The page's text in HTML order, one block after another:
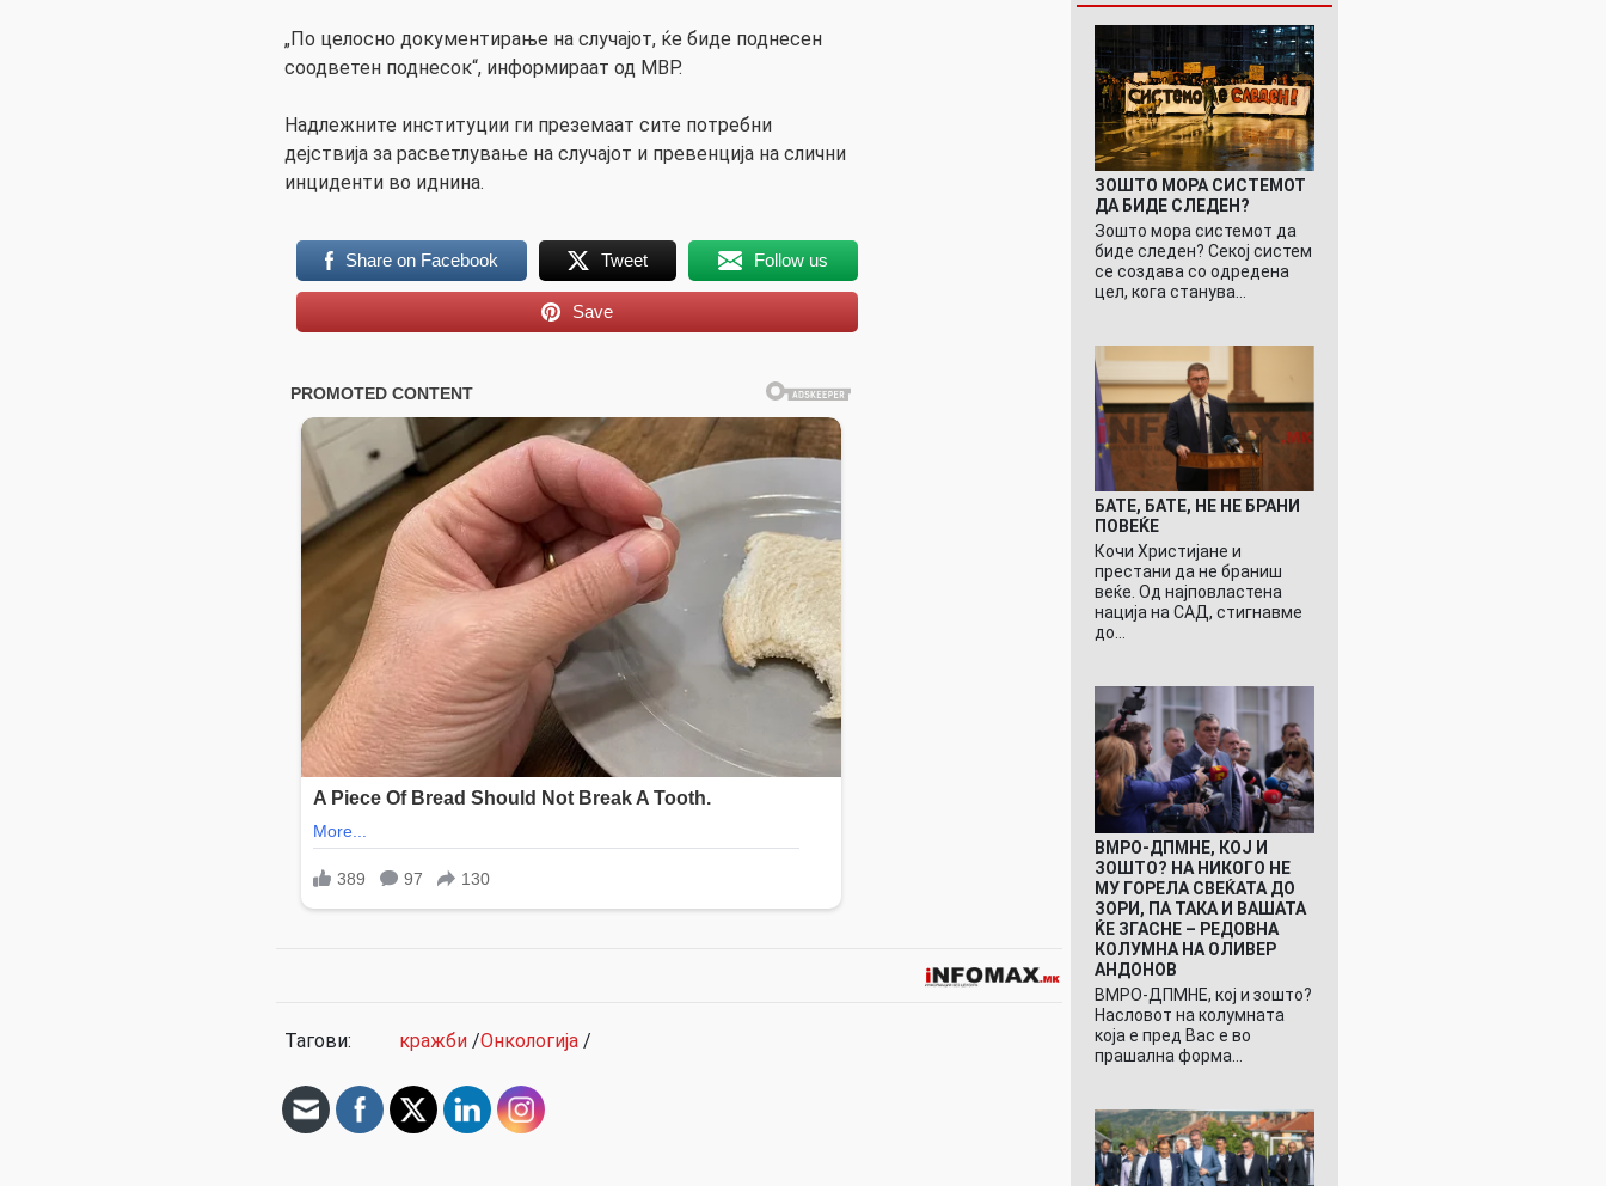
„По целосно документирање на случајот, ќе биде поднесен
соодветен поднесок“, информираат од МВР.
Надлежните институции ги преземаат сите потребни
дејствија за расветлување на случајот и превенција на слични
инциденти во иднина.
Share on Facebook Tweet Follow us
Save
Тагови: кражби /Онкологија /
ЗОШТО МОРА СИСТЕМОТ
ДА БИДЕ СЛЕДЕН?
Зошто мора системот да
биде следен? Секој систем
се создава со одредена
цел, кога станува…
БАТЕ, БАТЕ, НЕ НЕ БРАНИ
ПОВЕЌЕ
Кочи Христијане и
престани да не браниш
веќе. Од најповластена
нација на САД, стигнавме
до…
ВМРО-ДПМНЕ, КОЈ И
ЗОШТО? НА НИКОГО НЕ
МУ ГОРЕЛА СВЕЌАТА ДО
ЗОРИ, ПА ТАКА И ВАШАТА
ЌЕ ЗГАСНЕ – РЕДОВНА
КОЛУМНА НА ОЛИВЕР
АНДОНОВ
ВМРО-ДПМНЕ, кој и зошто?
Насловот на колумната
која е пред Вас е во
прашална форма…